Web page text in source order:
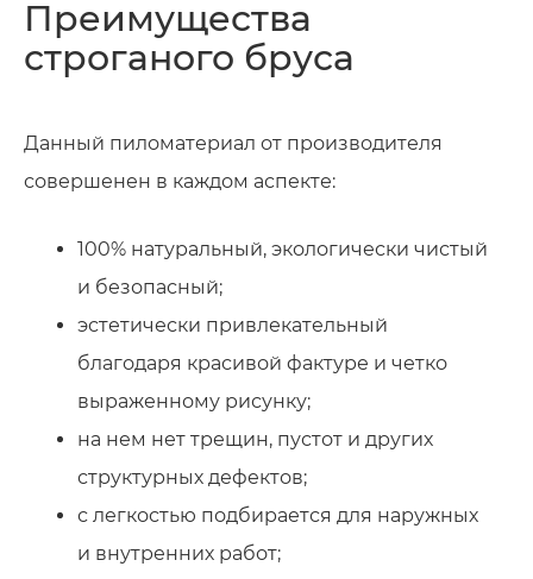
Преимущества
строганого бруса
Данный пиломатериал от производителя
совершенен в каждом аспекте:
100% натуральный, экологически чистый
и безопасный;
эстетически привлекательный
благодаря красивой фактуре и четко
выраженному рисунку;
на нем нет трещин, пустот и других
структурных дефектов;
с легкостью подбирается для наружных
и внутренних работ;